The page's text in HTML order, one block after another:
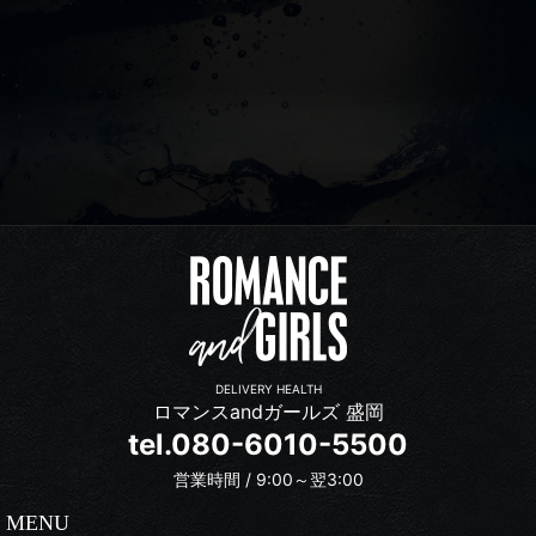
DELIVERY HEALTH
ロマンスandガールズ 盛岡
tel.080-6010-5500
営業時間 / 9:00～翌3:00
MENU